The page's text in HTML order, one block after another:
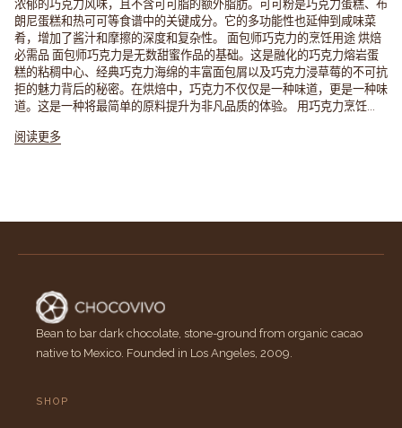
浓郁的巧克力风味，且不含可可脂的额外脂肪。可可粉是巧克力蛋糕、布
朗尼蛋糕和热可可等食谱中的关键成分。它的多功能性也延伸到咸味菜
肴，增加了酱汁和摩擦的深度和复杂性。 面包师巧克力的烹饪用途 烘焙
必需品 面包师巧克力是无数甜蜜作品的基础。这是融化的巧克力熔岩蛋
糕的粘稠中心、经典巧克力海绵的丰富面包屑以及巧克力浸草莓的不可抗
拒的魅力背后的秘密。在烘焙中，巧克力不仅仅是一种味道，更是一种味
道。这是一种将最简单的原料提升为非凡品质的体验。 用巧克力烹饪...
阅读更多
Bean to bar dark chocolate, stone-ground from organic cacao
native to Mexico. Founded in Los Angeles, 2009.
SHOP